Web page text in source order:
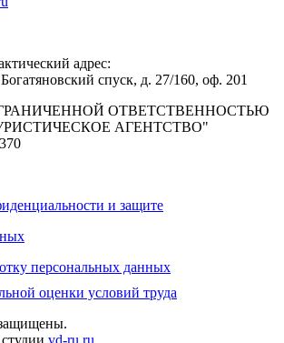
адрес:
спуск, д. 27/160, оф. 201
ОТВЕТСТВЕННОСТЬЮ
АГЕНТСТВО"
и защите
персональных данных
оценки условий труда
vd-ru.ru